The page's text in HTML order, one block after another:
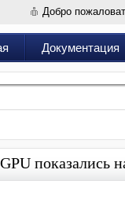
Добро
Документация
показались